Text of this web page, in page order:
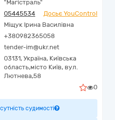
"Магістраль"
05445534
Досьє YouControl
Міщук Ірина Василівна
+380982365058
tender-im@ukr.net
03131, Україна, Київська
область,місто Київ, вул.
Лютнева,58
0
судимості